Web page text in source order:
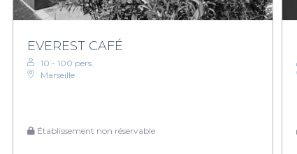
EVEREST CAFÉ
10 - 100 pers.
Marseille
Établissement non réservable